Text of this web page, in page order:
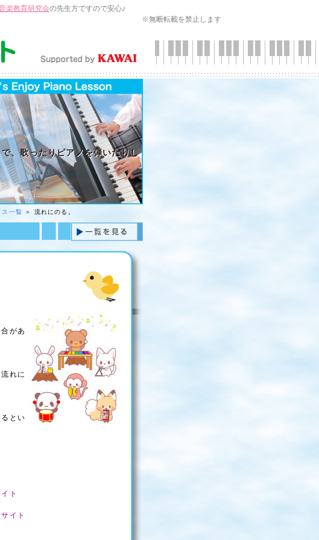
楽教育研究会の先生方ですので安心♪
※無断転載を禁止します
、歌ったりピアノを弾いたりし
ス一覧 ＞ 流れにのる。
があ
れに
とい
ト
イト